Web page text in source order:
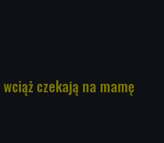
czekają na mamę